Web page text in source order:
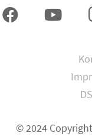
© 2024